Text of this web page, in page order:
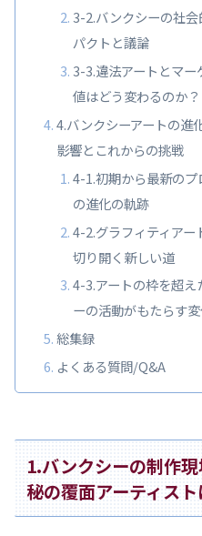
3-2.バンクシーの社
パクトと議論
3-3.違法アートとマ
値はどう変わるのか？
4.バンクシーアートの進
影響とこれからの挑戦
4-1.初期から最新のプ
の進化の軌跡
4-2.グラフィティア
切り開く新しい道
4-3.アートの枠を超
ーの活動がもたらす
総集録
よくある質問/Q&A
1.バンクシーの制作
秘の覆面アーティス